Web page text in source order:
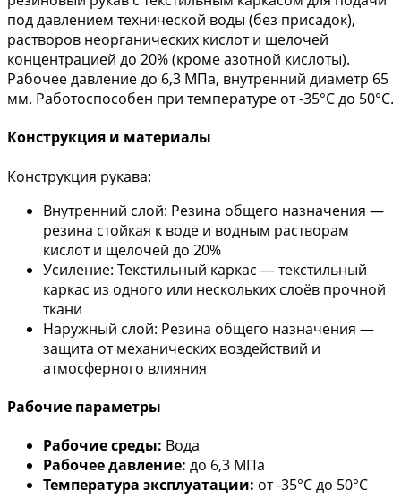
под давлением технической воды (без присадок),
растворов неорганических кислот и щелочей
концентрацией до 20% (кроме азотной кислоты).
Рабочее давление до 6,3 МПа, внутренний диаметр 65
мм. Работоспособен при температуре от -35°С до 50°С.
Конструкция и материалы
Конструкция рукава:
Внутренний слой: Резина общего назначения —
резина стойкая к воде и водным растворам
кислот и щелочей до 20%
Усиление: Текстильный каркас — текстильный
каркас из одного или нескольких слоёв прочной
ткани
Наружный слой: Резина общего назначения —
защита от механических воздействий и
атмосферного влияния
Рабочие параметры
Рабочие среды: Вода
Рабочее давление: до 6,3 МПа
Температура эксплуатации: от -35°С до 50°С